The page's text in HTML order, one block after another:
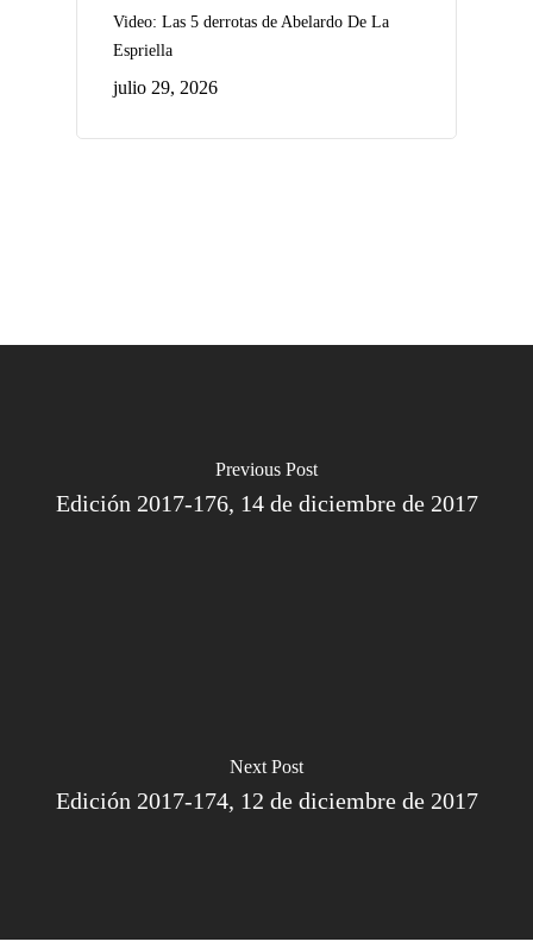
Video: Las 5 derrotas de Abelardo De La
Espriella
julio 29, 2026
Previous Post
Edición 2017-176, 14 de diciembre de 2017
Next Post
Edición 2017-174, 12 de diciembre de 2017